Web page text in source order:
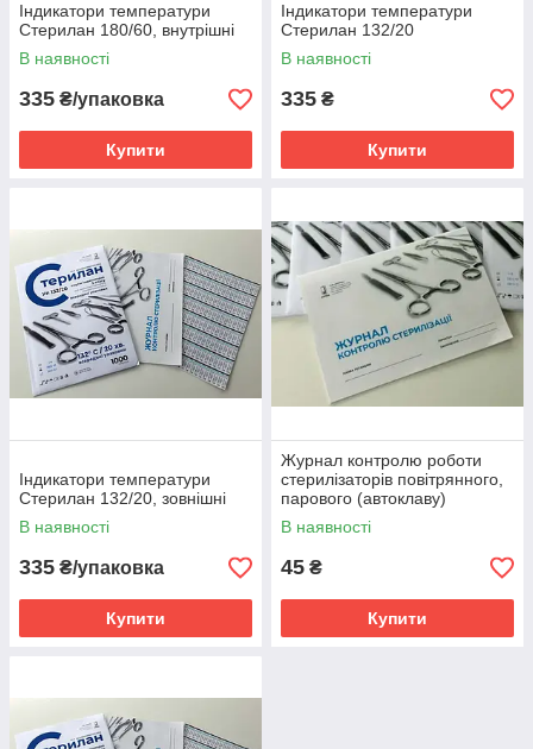
Індикатори температури
Стерилан 180/60, внутрішні
В наявності
335 ₴/упаковка
Купити
Індикатори температури
Стерилан 132/20
В наявності
335 ₴
Купити
Індикатори температури
Стерилан 132/20, зовнішні
В наявності
335 ₴/упаковка
Купити
Журнал контролю роботи
стерилізаторів повітрянного,
парового (автоклаву)
В наявності
45 ₴
Купити